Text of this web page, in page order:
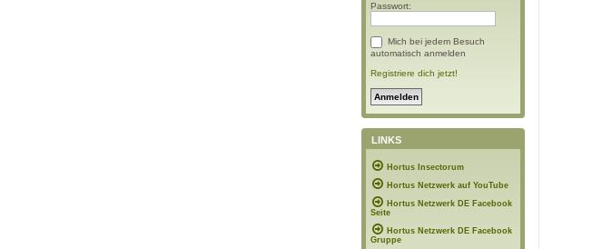
Passwort:
Mich bei jedem Besuch
automatisch anmelden
Registriere dich jetzt!
LINKS
Hortus Insectorum
Hortus Netzwerk auf YouTube
Hortus Netzwerk DE Facebook
Seite
Hortus Netzwerk DE Facebook
Gruppe